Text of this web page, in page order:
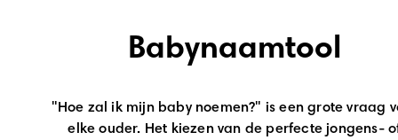
Babynaamtool
"Hoe zal ik mijn baby noemen?" is een grote vraag
elke ouder. Het kiezen van de perfecte jongens-